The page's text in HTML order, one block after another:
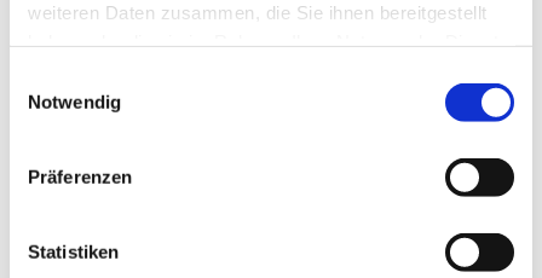
weiteren Daten zusammen, die Sie ihnen bereitgestellt
Notwendig
Präferenzen
Statistiken